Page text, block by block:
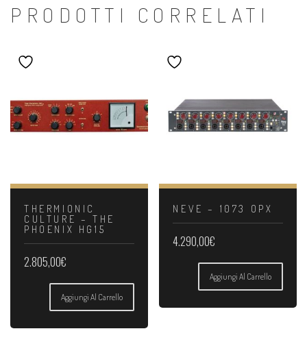
PRODOTTI CORRELATI
THERMIONIC
CULTURE – THE
PHOENIX HG15
2.805,00€
Aggiungi Al Carrello
NEVE – 1073 OPX
4.290,00€
Aggiungi Al Carrello